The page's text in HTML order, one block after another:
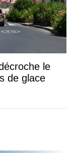
le
de glace